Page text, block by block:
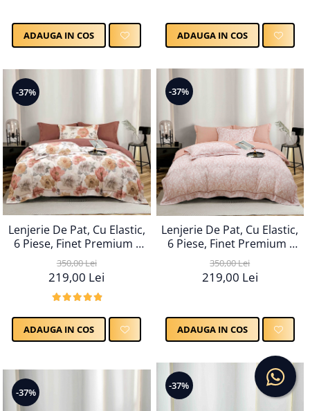
ADAUGA IN COS ADAUGA IN COS
-37%
Lenjerie De Pat, Cu Elastic,
6 Piese, Finet Premium -
LPBF6PE73
350,00 Lei
219,00 Lei
ADAUGA IN COS
-37%
Lenjerie De Pat, Cu Elastic,
6 Piese, Finet Premium -
LPBF6PE74
350,00 Lei
219,00 Lei
ADAUGA IN COS
-37%
-37%